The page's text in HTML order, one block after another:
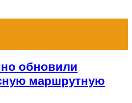
обновили
маршрутную